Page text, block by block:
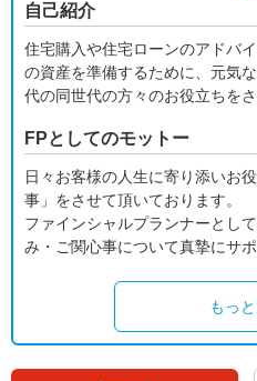
自己紹介
住宅購入や住宅ローンのアドバ
の資産を準備するために、元気
代の同世代の方々のお役立ちを
FPとしてのモットー
日々お客様の人生に寄り添いお
事」をさせて頂いております。
ファインシャルプランナーとし
み・ご関心事について真摯にサポ
もっ